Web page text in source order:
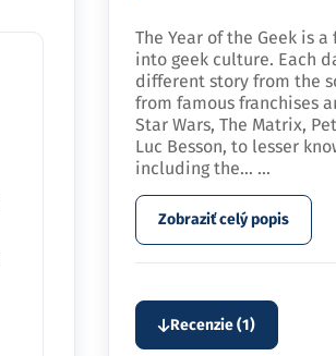
The Year of the Geek is
into geek culture. Each
different story from the
from famous franchises
Star Wars, The Matrix,
Luc Besson, to lesser
including the… ...
Zobraziť celý popis
Recenzie (1)